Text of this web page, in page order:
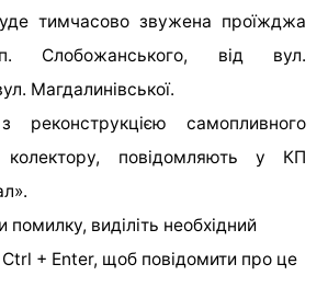
тимчасово звужена проїжджа
Слобожанського, від вул.
Магдалинівської.
реконструкцією самопливного
колектору, повідомляють у КП
виділіть необхідний
Ctrl + Enter, щоб повідомити про це